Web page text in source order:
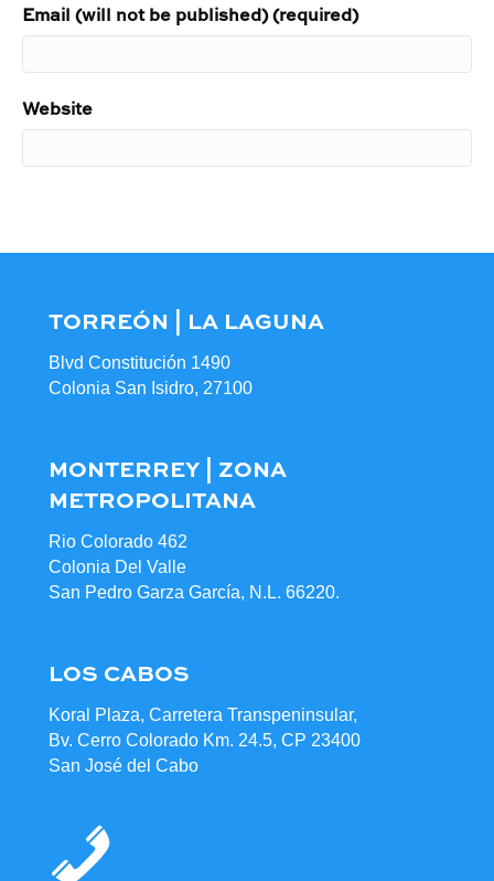
Email (will not be published) (required)
Website
TORREÓN | LA LAGUNA
Blvd Constitución 1490
Colonia San Isidro, 27100
MONTERREY | ZONA
METROPOLITANA
Rio Colorado 462
Colonia Del Valle
San Pedro Garza García, N.L. 66220.
LOS CABOS
Koral Plaza, Carretera Transpeninsular,
Bv. Cerro Colorado Km. 24.5, CP 23400
San José del Cabo